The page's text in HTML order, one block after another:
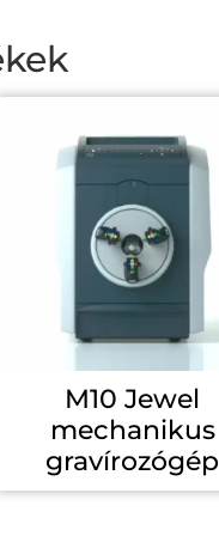
M10 Jewel
mechanikus
gravírozógép